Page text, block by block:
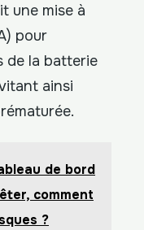
une mise à
pour
de la batterie
ainsi
de bord
comment
?